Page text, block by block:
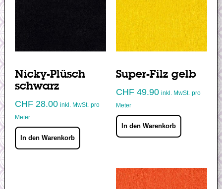
Nicky-Plüsch
schwarz
CHF28.00 inkl. MwSt. pro
Meter
In den Warenkorb
Super-Filz gelb
CHF49.90 inkl. MwSt. pro
Meter
In den Warenkorb